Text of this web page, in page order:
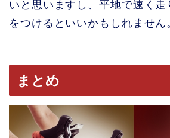
いと思いますし、平地で速く走
をつけるといいかもしれません
まとめ